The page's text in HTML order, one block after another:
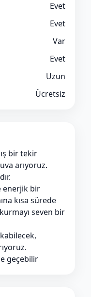
Evet
Evet
Var
Evet
Uzun
Ücretsiz
bir tekir
arıyoruz.
enerjik bir
kısa sürede
seven bir
geçebilir